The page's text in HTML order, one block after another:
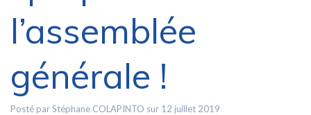
l’assemblée
générale !
Posté par Stéphane COLAPINTO sur 12 juillet 2019